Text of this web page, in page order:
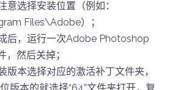
意选择安装位置（例如：
Files\Adobe）；
后，运行一次Adobe Photoshop
，然后关掉；
版本选择对应的激活补丁文件夹，